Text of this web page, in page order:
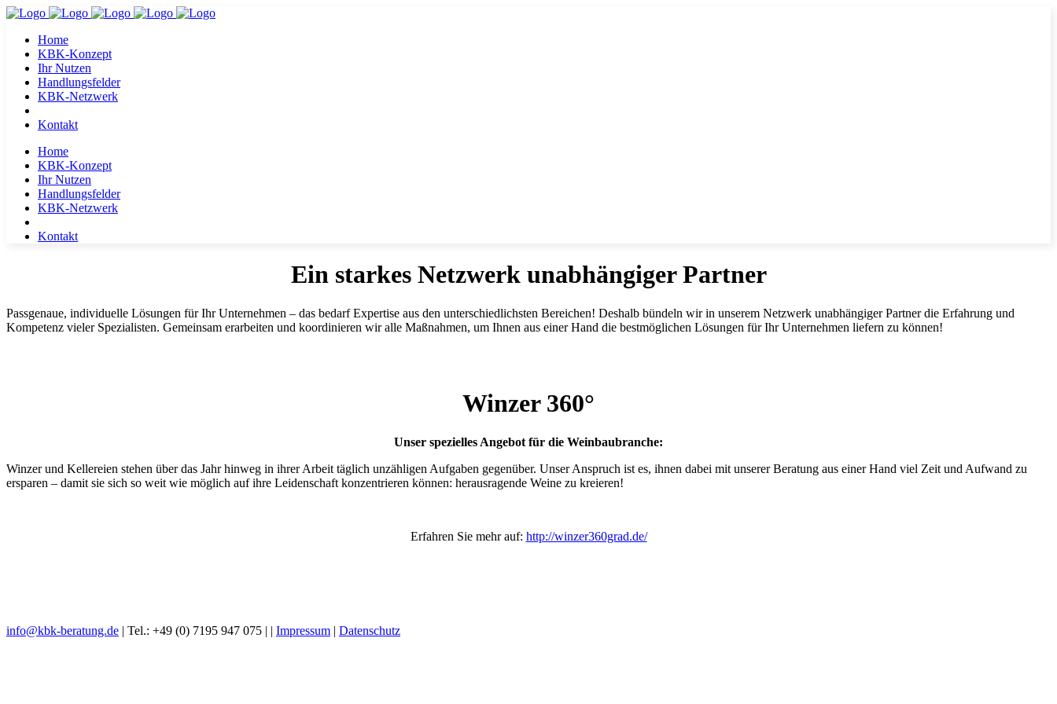
Home
KBK-Konzept
Ihr Nutzen
Handlungsfelder
KBK-Netzwerk
Kontakt
Home
KBK-Konzept
Ihr Nutzen
Handlungsfelder
KBK-Netzwerk
Kontakt
Ein starkes Netzwerk unabhängiger Partner
Passgenaue, individuelle Lösungen für Ihr Unternehmen – das bedarf Expertise aus den unterschiedlichsten Bereichen! Deshalb bündeln wir in unserem Netzwerk unabhängiger Partner die Erfahrung und
Kompetenz vieler Spezialisten. Gemeinsam erarbeiten und koordinieren wir alle Maßnahmen, um Ihnen aus einer Hand die bestmöglichen Lösungen für Ihr Unternehmen liefern zu können!
Winzer 360°
Unser spezielles Angebot für die Weinbaubranche:
Winzer und Kellereien stehen über das Jahr hinweg in ihrer Arbeit täglich unzähligen Aufgaben gegenüber. Unser Anspruch ist es, ihnen dabei mit unserer Beratung aus einer Hand viel Zeit und Aufwand zu
ersparen – damit sie sich so weit wie möglich auf ihre Leidenschaft konzentrieren können: herausragende Weine zu kreieren!
Erfahren Sie mehr auf: http://winzer360grad.de/
info@kbk-beratung.de | Tel.: +49 (0) 7195 947 075 | | Impressum | Datenschutz